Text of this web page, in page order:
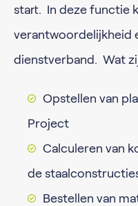
start. In deze functie
verantwoordelijkheid
dienstverband. Wat
Opstellen van
Project
Calculeren van
de
Bestellen van